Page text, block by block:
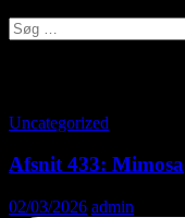
Søg
efter:
Uncategorized
Afsnit 433: Mimosa
02/03/2026 admin